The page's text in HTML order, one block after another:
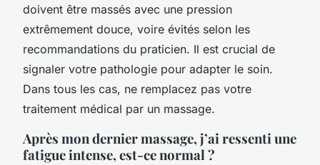
doivent être massés avec une pression
extrêmement douce, voire évités selon les
recommandations du praticien. Il est crucial de
signaler votre pathologie pour adapter le soin.
Dans tous les cas, ne remplacez pas votre
traitement médical par un massage.
Après mon dernier massage, j’ai ressenti une
fatigue intense, est-ce normal ?